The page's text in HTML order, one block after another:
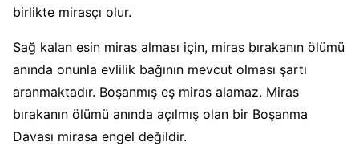
birlikte mirasçı olur.
Sağ kalan esin miras alması için, miras bırakanın ölümü
anında onunla evlilik bağının mevcut olması şartı
aranmaktadır. Boşanmış eş miras alamaz. Miras
bırakanın ölümü anında açılmış olan bir Boşanma
Davası mirasa engel değildir.